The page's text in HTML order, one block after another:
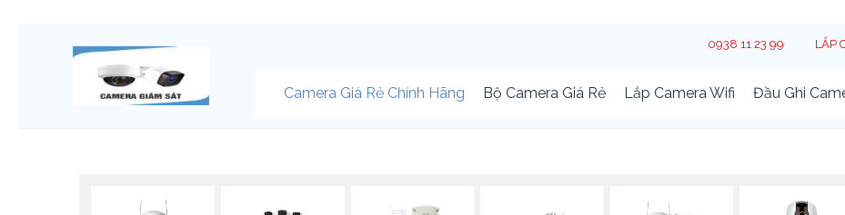
0938 11 23 99 LẮP
Camera Giá Rẻ Chính Hãng Bộ Camera Giá Rẻ Lắp Camera Wifi Đầu Ghi